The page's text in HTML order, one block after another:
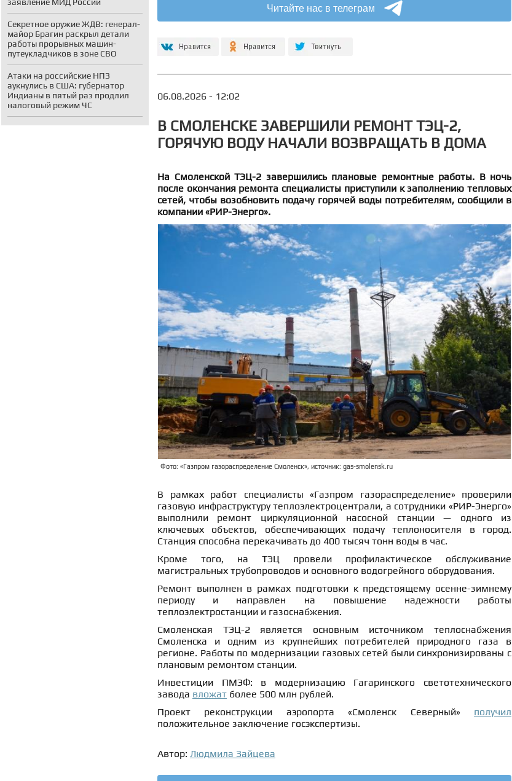
Секретное оружие ЖДВ: генерал-
майор Брагин раскрыл детали
работы прорывных машин-
путеукладчиков в зоне СВО
Атаки на российские НПЗ
аукнулись в США: губернатор
Индианы в пятый раз продлил
налоговый режим ЧС
Читайте нас в телеграм
06.08.2026 - 12:02
В СМОЛЕНСКЕ ЗАВЕРШИЛИ РЕМОНТ ТЭЦ-2,
ГОРЯЧУЮ ВОДУ НАЧАЛИ ВОЗВРАЩАТЬ В ДОМА
На Смоленской ТЭЦ-2 завершились плановые ремонтные работы. В ночь
после окончания ремонта специалисты приступили к заполнению тепловых
сетей, чтобы возобновить подачу горячей воды потребителям, сообщили в
компании «РИР-Энерго».
Фото: «Газпром газораспределение Смоленск», источник: gas-smolensk.ru
В рамках работ специалисты «Газпром газораспределение» проверили
газовую инфраструктуру теплоэлектроцентрали, а сотрудники «РИР-Энерго»
выполнили ремонт циркуляционной насосной станции — одного из
ключевых объектов, обеспечивающих подачу теплоносителя в город.
Станция способна перекачивать до 400 тысяч тонн воды в час.
Кроме того, на ТЭЦ провели профилактическое обслуживание
магистральных трубопроводов и основного водогрейного оборудования.
Ремонт выполнен в рамках подготовки к предстоящему осенне-зимнему
периоду и направлен на повышение надежности работы
теплоэлектростанции и газоснабжения.
Смоленская ТЭЦ-2 является основным источником теплоснабжения
Смоленска и одним из крупнейших потребителей природного газа в
регионе. Работы по модернизации газовых сетей были синхронизированы с
плановым ремонтом станции.
Инвестиции ПМЭФ: в модернизацию Гагаринского светотехнического
завода вложат более 500 млн рублей.
Проект реконструкции аэропорта «Смоленск Северный» получил
положительное заключение госэкспертизы.
Автор: Людмила Зайцева